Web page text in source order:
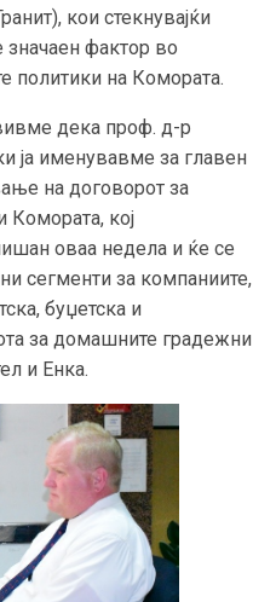
кои стекнувајќи
значаен фактор во
политики на Комората.
дека проф. д-р
ја именувавме за главен
на договорот за
Комората, кој
оваа недела и ќе се
сегменти за компаниите,
буџетска и
за домашните градежни
и Енка.